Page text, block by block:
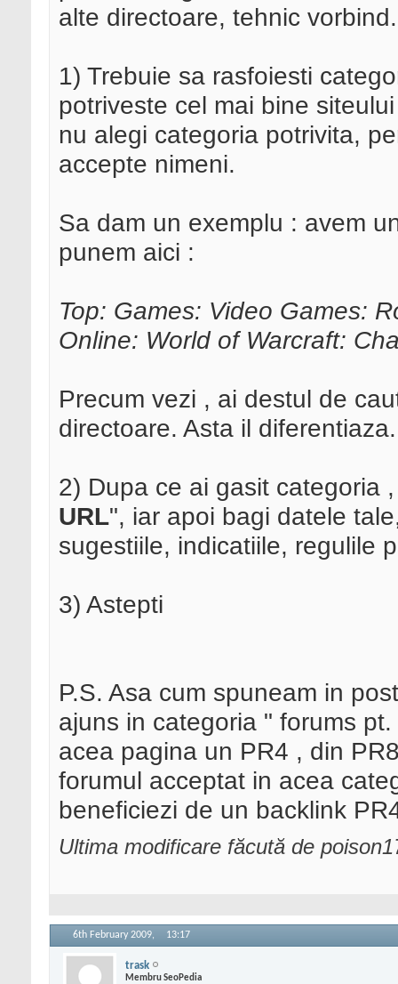
alte directoare, tehnic vorbind.
1) Trebuie sa rasfoiesti
potriveste cel mai bine
nu alegi categoria potrivita,
accepte nimeni.
Sa dam un exemplu : avem
punem aici :
Top: Games: Video Games:
Online: World of Warcraft:
Precum vezi , ai destul de
directoare. Asta il
2) Dupa ce ai gasit categoria
URL", iar apoi bagi datele
sugestiile, indicatiile, regulile
3) Astepti
P.S. Asa cum spuneam in
ajuns in categoria " forums
acea pagina un PR4 , din
forumul acceptat in acea
beneficiezi de un backlink
Ultima modificare făcută de
6th February 2009, 13:17
trask
Membru SeoPedia